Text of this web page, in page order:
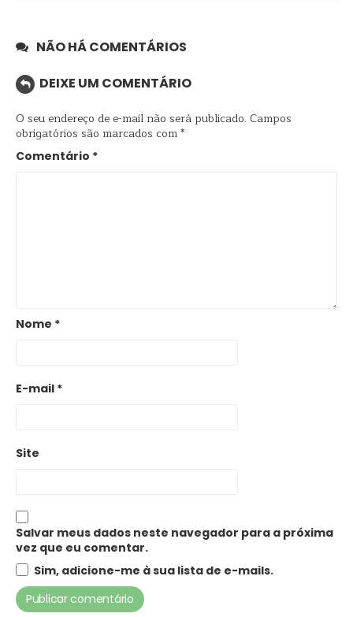
NÃO HÁ COMENTÁRIOS
DEIXE UM COMENTÁRIO
O seu endereço de e-mail não será publicado. Campos
obrigatórios são marcados com*
Comentário *
Nome *
E-mail *
Site
Salvar meus dados neste navegador para a próxima
vez que eu comentar.
Sim, adicione-me à sua lista de e-mails.